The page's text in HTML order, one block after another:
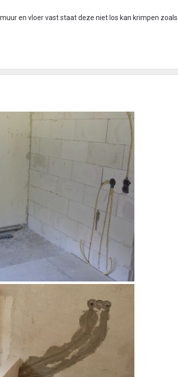
en vloer vast staat deze niet los kan krimpen